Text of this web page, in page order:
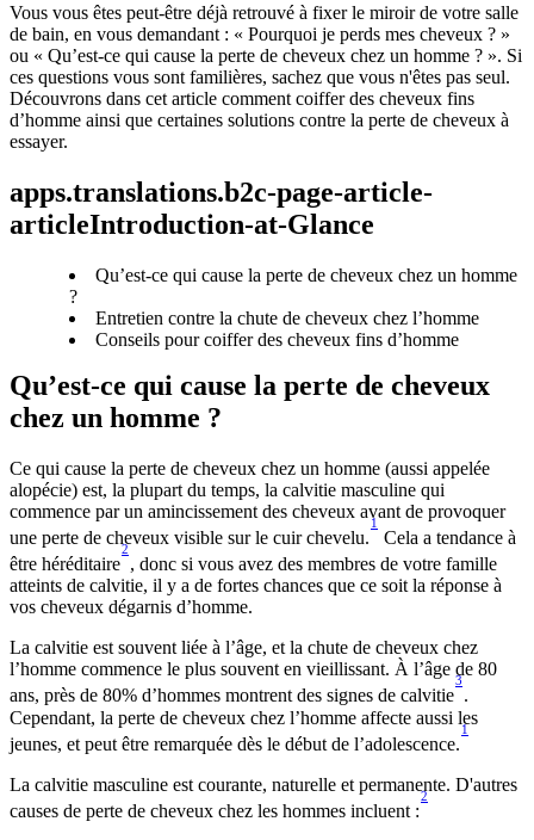
Vous vous êtes peut-être déjà retrouvé à fixer le miroir de votre salle
de bain, en vous demandant : « Pourquoi je perds mes cheveux ? »
ou « Qu’est-ce qui cause la perte de cheveux chez un homme ? ». Si
ces questions vous sont familières, sachez que vous n'êtes pas seul.
Découvrons dans cet article comment coiffer des cheveux fins
d’homme ainsi que certaines solutions contre la perte de cheveux à
essayer.
apps.translations.b2c-page-article-
articleIntroduction-at-Glance
Qu’est-ce qui cause la perte de cheveux chez un homme
?
Entretien contre la chute de cheveux chez l’homme
Conseils pour coiffer des cheveux fins d’homme
Qu’est-ce qui cause la perte de cheveux
chez un homme ?
Ce qui cause la perte de cheveux chez un homme (aussi appelée
alopécie) est, la plupart du temps, la calvitie masculine qui
commence par un amincissement des cheveux avant de provoquer
une perte de cheveux visible sur le cuir chevelu.
1
Cela a tendance à
être héréditaire
2
, donc si vous avez des membres de votre famille
atteints de calvitie, il y a de fortes chances que ce soit la réponse à
vos cheveux dégarnis d’homme.
La calvitie est souvent liée à l’âge, et la chute de cheveux chez
l’homme commence le plus souvent en vieillissant. À l’âge de 80
ans, près de 80% d’hommes montrent des signes de calvitie
3
.
Cependant, la perte de cheveux chez l’homme affecte aussi les
jeunes, et peut être remarquée dès le début de l’adolescence.
1
La calvitie masculine est courante, naturelle et permanente. D'autres
causes de perte de cheveux chez les hommes incluent :
2